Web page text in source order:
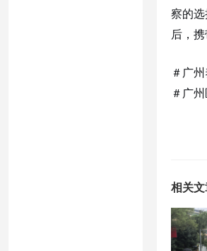
察的
后，
＃广
＃广
相关文